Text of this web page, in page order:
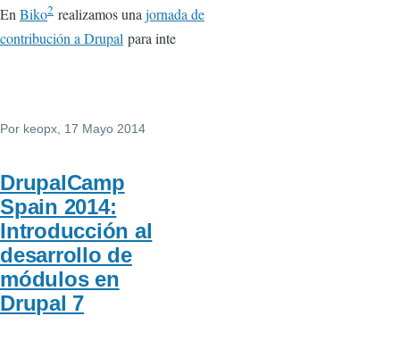
EnBiko2 realizamos unajornada de
contribución a Drupal para inte
Por keopx, 17 Mayo 2014
DrupalCamp
Spain 2014:
Introducción al
desarrollo de
módulos en
Drupal 7